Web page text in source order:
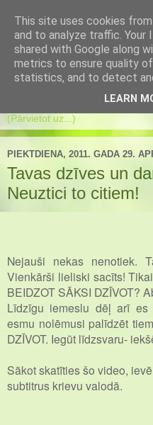
Es mainos
Es mainos pati un atbalstu
Transformācijas spēle.
PIEKTDIENA, 2011. GADA 29.
Tavas dzīves un
Neuztici to citiem!
Nejauši nekas nenotiek.
Vienkārši lieliski sacīts!
BEIDZOT SĀKSI DZĪVOT?
Līdzīgu iemeslu dēļ arī
esmu nolēmusi palīdzēt
DZĪVOT. Iegūt līdzsvaru-
Sākot skatīties šo video,
subtitrus krievu valodā.
This site uses cookies
and to analyze traffic. Your
shared with Google along
metrics to ensure quality
statistics, and to detect
LEARN